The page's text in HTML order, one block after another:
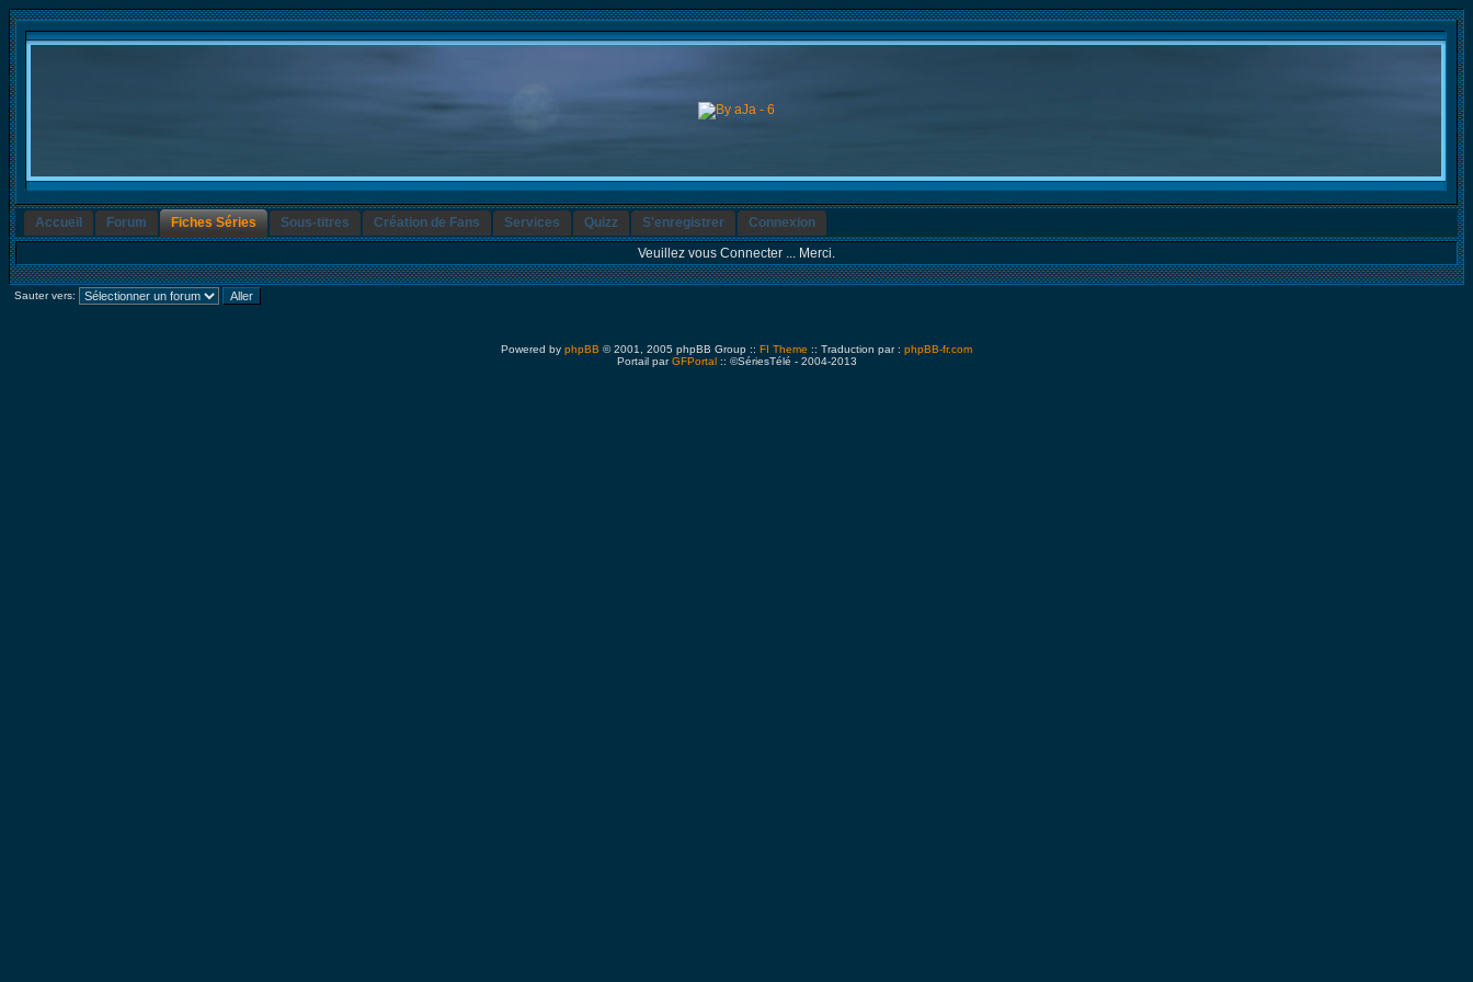
Accueil Forum Fiches Séries Sous-titres Création de Fans Services Quizz S'enregistrer
Connexion
Veuillez vous Connecter ... Merci.
Sauter vers:
Powered by phpBB © 2001, 2005 phpBB Group :: FI Theme :: Traduction par : phpBB-fr.com
Portail parGFPortal:: ©SériesTélé - 2004-2013